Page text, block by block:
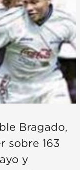
Bragado,
sobre 163
y